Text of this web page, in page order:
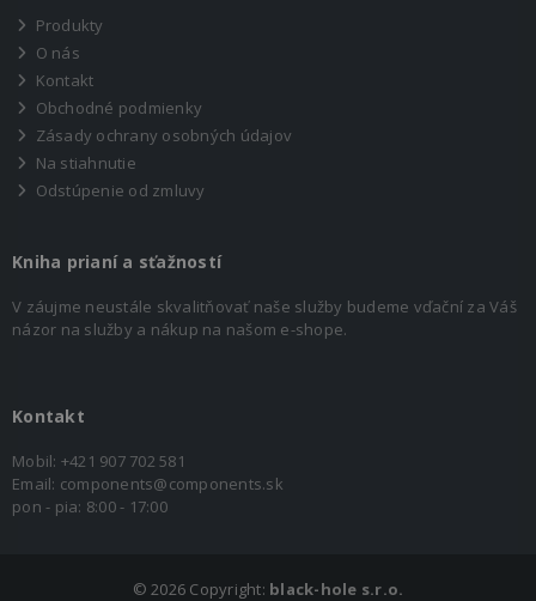
Produkty
O nás
Kontakt
Obchodné podmienky
Zásady ochrany osobných údajov
Na stiahnutie
Odstúpenie od zmluvy
Kniha prianí a sťažností
V záujme neustále skvalitňovať naše služby budeme vďační za Váš
názor na služby a nákup na našom e-shope.
Kontakt
Mobil: +421 907 702 581
Email: components@components.sk
pon - pia: 8:00 - 17:00
©2026 Copyright: black-hole s.r.o.